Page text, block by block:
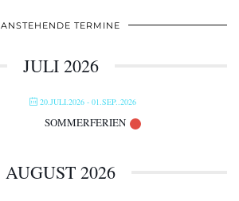
ANSTEHENDE TERMINE
JULI 2026
20.JULI.2026 - 01.SEP..2026
SOMMERFERIEN
AUGUST 2026